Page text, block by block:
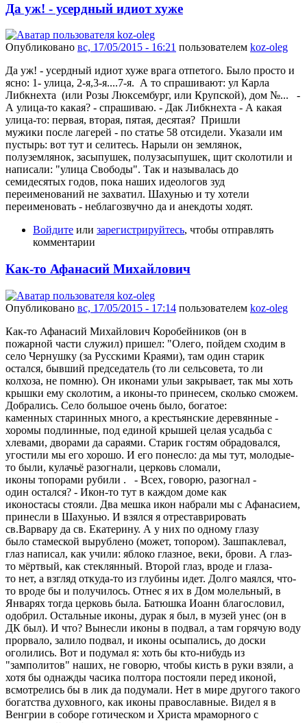
Да уж! - усердный идиот хуже
Опубликовано вс, 17/05/2015 - 16:21 пользователем koz-oleg
Да уж! - усердный идиот хуже врага отпетого. Было просто и
ясно: 1- улица, 2-я,3-я....7-я. А то спрашивают: ул Карла
Либкнехта (или Розы Люксембург, или Крупской), дом №... -
А улица-то какая? - спрашиваю. - Дак Либкнехта - А какая
улица-то: первая, вторая, пятая, десятая? Пришли
мужики после лагерей - по статье 58 отсидели. Указали им
пустырь: вот тут и селитесь. Нарыли он землянок,
полуземлянок, засыпушек, полузасыпушек, щит сколотили и
написали: "улица Свободы". Так и называлась до
семидесятых годов, пока наших идеологов зуд
переименований не захватил. Шахунью и ту хотели
переименовать - неблагозвучно да и анекдоты ходят.
Войдите или зарегистрируйтесь, чтобы отправлять
комментарии
Как-то Афанасий Михайлович
Опубликовано вс, 17/05/2015 - 17:14 пользователем koz-oleg
Как-то Афанасий Михайлович Коробейников (он в
пожарной части служил) пришел: "Олего, пойдем сходим в
село Чернушку (за Русскими Краями), там один старик
остался, бывший председатель (то ли сельсовета, то ли
колхоза, не помню). Он иконами ульи закрывает, так мы хоть
крышки ему сколотим, а иконы-то принесем, сколько сможем.
Добрались. Село большое очень было, богатое:
каменных старинных много, а крестьянские деревянные -
хоромы подлинные, под единой крышей целая усадьба с
хлевами, дворами да сараями. Старик гостям обрадовался,
угостили мы его хорошо. И его понесло: да мы тут, молодые-
то были, кулачьё разогнали, церковь сломали,
иконы топорами рубили . - Всех, говорю, разогнал -
один остался? - Икон-то тут в каждом доме как
иконостасы стояли. Два мешка икон набрали мы с Афанасием,
принесли в Шахунью. И взялся я отреставрировать
св.Варвару да св. Екатерину. А у них по одному глазу
было стамеской вырублено (может, топором). Зашпаклевал,
глаз написал, как учили: яблоко глазное, веки, брови. А глаз-
то мёртвый, как стеклянный. Второй глаз, вроде и глаза-
то нет, а взгляд откуда-то из глубины идет. Долго маялся, что-
то вроде бы и получилось. Отнес я их в Дом молельный, в
Январях тогда церковь была. Батюшка Иоанн благословил,
одобрил. Остальные иконы, дурак я был, в музей унес (он в
ДК был). И что? Вынесли иконы в подвал, а там горячую воду
прорвало, залило подвал, и иконы осыпались, до доски
оголились. Вот и подумал я: хоть бы кто-нибудь из
"замполитов" наших, не говорю, чтобы кисть в руки взяли, а
хотя бы однажды часика полтора постояли перед иконой,
всмотрелись бы в лик да подумали. Нет в мире другого такого
богатства духовного, как иконы православные. Видел я в
Венгрии в соборе готическом и Христа мраморного с